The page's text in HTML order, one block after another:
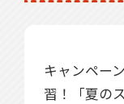
キャンペー
習！「夏の